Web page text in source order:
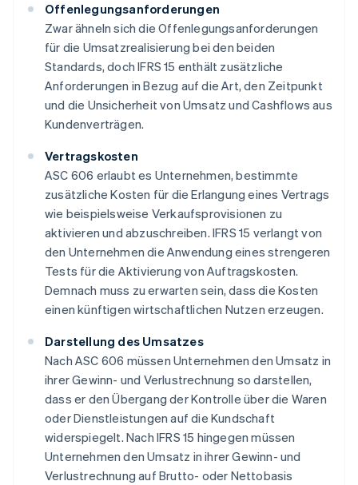
Offenlegungsanforderungen
Zwar ähneln sich die Offenlegungsanforderungen
für die Umsatzrealisierung bei den beiden
Standards, doch IFRS 15 enthält zusätzliche
Anforderungen in Bezug auf die Art, den Zeitpunkt
und die Unsicherheit von Umsatz und Cashflows aus
Kundenverträgen.
Vertragskosten
ASC 606 erlaubt es Unternehmen, bestimmte
zusätzliche Kosten für die Erlangung eines Vertrags
wie beispielsweise Verkaufsprovisionen zu
aktivieren und abzuschreiben. IFRS 15 verlangt von
den Unternehmen die Anwendung eines strengeren
Tests für die Aktivierung von Auftragskosten.
Demnach muss zu erwarten sein, dass die Kosten
einen künftigen wirtschaftlichen Nutzen erzeugen.
Darstellung des Umsatzes
Nach ASC 606 müssen Unternehmen den Umsatz in
ihrer Gewinn- und Verlustrechnung so darstellen,
dass er den Übergang der Kontrolle über die Waren
oder Dienstleistungen auf die Kundschaft
widerspiegelt. Nach IFRS 15 hingegen müssen
Unternehmen den Umsatz in ihrer Gewinn- und
Verlustrechnung auf Brutto- oder Nettobasis